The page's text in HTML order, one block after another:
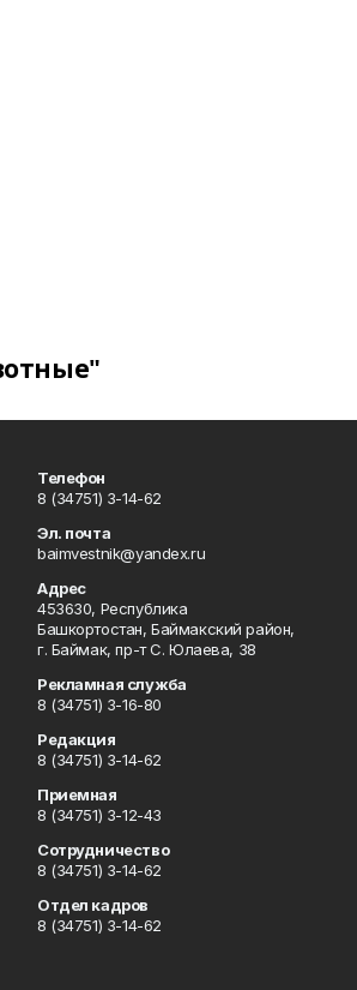
Телефон
8 (34751) 3-14-62
Эл. почта
baimvestnik@yandex.ru
Адрес
453630, Республика
Башкортостан, Баймакский район,
г. Баймак, пр-т С. Юлаева, 38
Рекламная служба
8 (34751) 3-16-80
Редакция
8 (34751) 3-14-62
Приемная
8 (34751) 3-12-43
Сотрудничество
8 (34751) 3-14-62
Отдел кадров
8 (34751) 3-14-62